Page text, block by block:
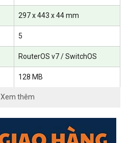
297 x 443 x 44 mm
5
RouterOS v7 / SwitchOS
128 MB
32 MB
FLASH
2
Xem thêm